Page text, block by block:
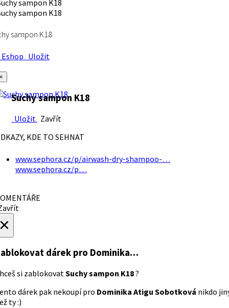
sampon K18
Uložit
Suchy sampon K18
Uložit Zavřít
KDE TO SEHNAT
www.sephora.cz/p/airwash-dry-shampoo-…
www.sephora.cz/p…
dárek pro Dominika…
si zablokovatSuchy sampon K18?
dárek pak nekoupí pro Dominika Atigu Sobotková nikdo
ty :)